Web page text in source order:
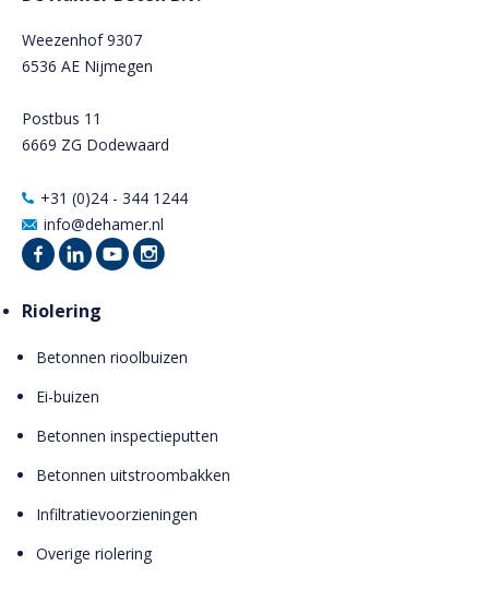
Weezenhof 9307
6536 AE Nijmegen
Postbus 11
6669 ZG Dodewaard
+31 (0)24 - 344 1244
info@dehamer.nl
Riolering
Betonnen rioolbuizen
Ei-buizen
Betonnen inspectieputten
Betonnen uitstroombakken
Infiltratievoorzieningen
Overige riolering